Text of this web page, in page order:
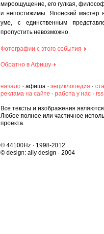
мироощущение, его гулкая,
и непостижимы. Японский мастер
уме, с единственным
пропустить невозможно.
Фотографии с этого события
Обратно в Афишу
начало · афиша · энциклопедия ·
реклама на сайте · работа у нас ·
Все тексты и изображения
Любое полное или частичное
проекта.
© 44100Hz · 1998-2012
© design: ally design · 2004